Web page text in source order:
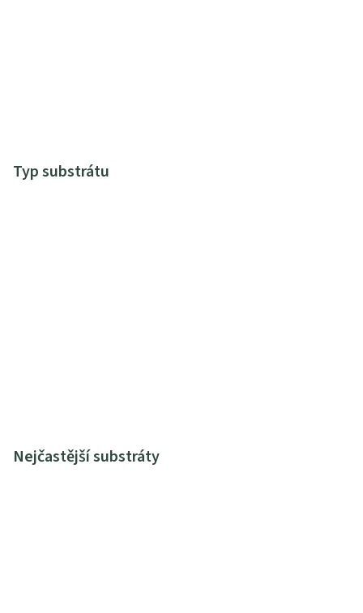
Typ substrátu
Nejčastější substráty